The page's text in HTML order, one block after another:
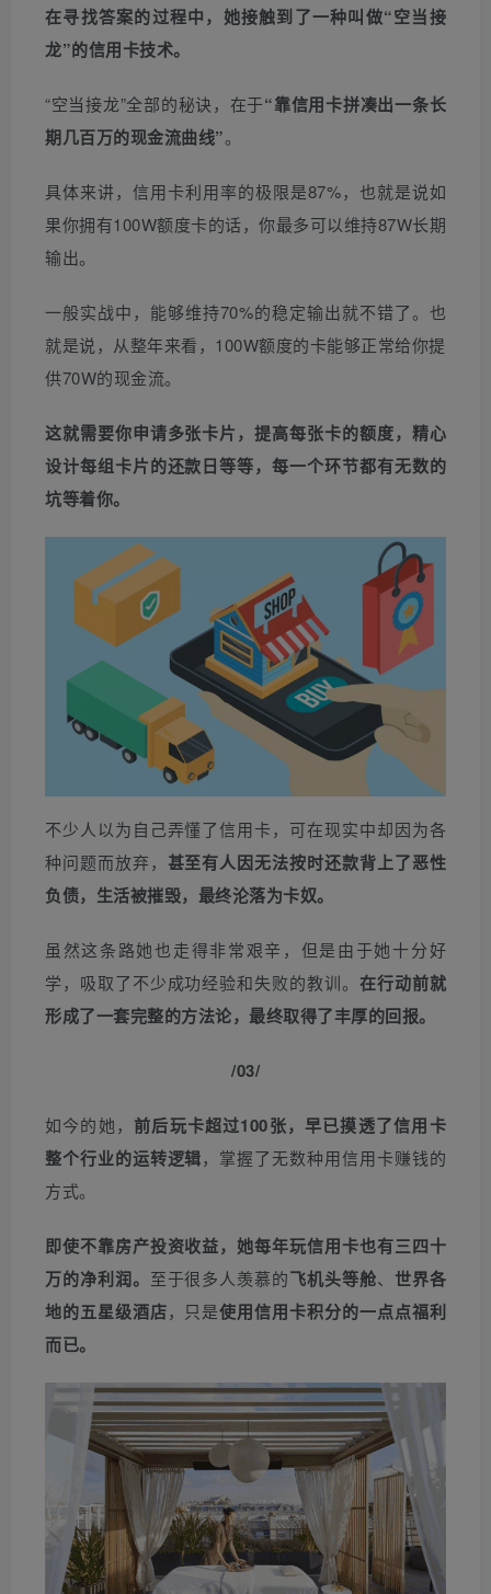
在寻找答案的过程中，她接触到了一种叫做“空当接
龙”的信用卡技术。
“空当接龙”全部的秘诀，在于“靠信用卡拼凑出一条长
期几百万的现金流曲线”。
具体来讲，信用卡利用率的极限是87%，也就是说如
果你拥有100W额度卡的话，你最多可以维持87W长期
输出。
一般实战中，能够维持70%的稳定输出就不错了。也
就是说，从整年来看，100W额度的卡能够正常给你提
供70W的现金流。
这就需要你申请多张卡片，提高每张卡的额度，精心
设计每组卡片的还款日等等，每一个环节都有无数的
坑等着你。
不少人以为自己弄懂了信用卡，可在现实中却因为各
种问题而放弃， 甚至有人因无法按时还款背上了恶性
负债，生活被摧毁，最终沦落为卡奴。
虽然这条路她也走得非常艰辛，但是由于她十分好
学，吸取了不少成功经验和失败的教训。 在行动前就
形成了一套完整的方法论，最终取得了丰厚的回报。
/03/
如今的她， 前后玩卡超过100张，早已摸透了信用卡
整个行业的运转逻辑，掌握了无数种用信用卡赚钱的
方式。
即使不靠房产投资收益，她每年玩信用卡也有三四十
万的净利润。 至于很多人羡慕的飞机头等舱、 世界各
地的五星级酒店，只是使用信用卡积分的一点点福利
而已。